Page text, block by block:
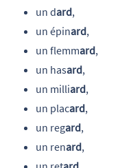
un dard,
un épinard,
un flemmard,
un hasard,
un milliard,
un placard,
un regard,
un renard,